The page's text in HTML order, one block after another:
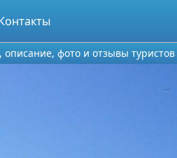
фото и отзывы туристов